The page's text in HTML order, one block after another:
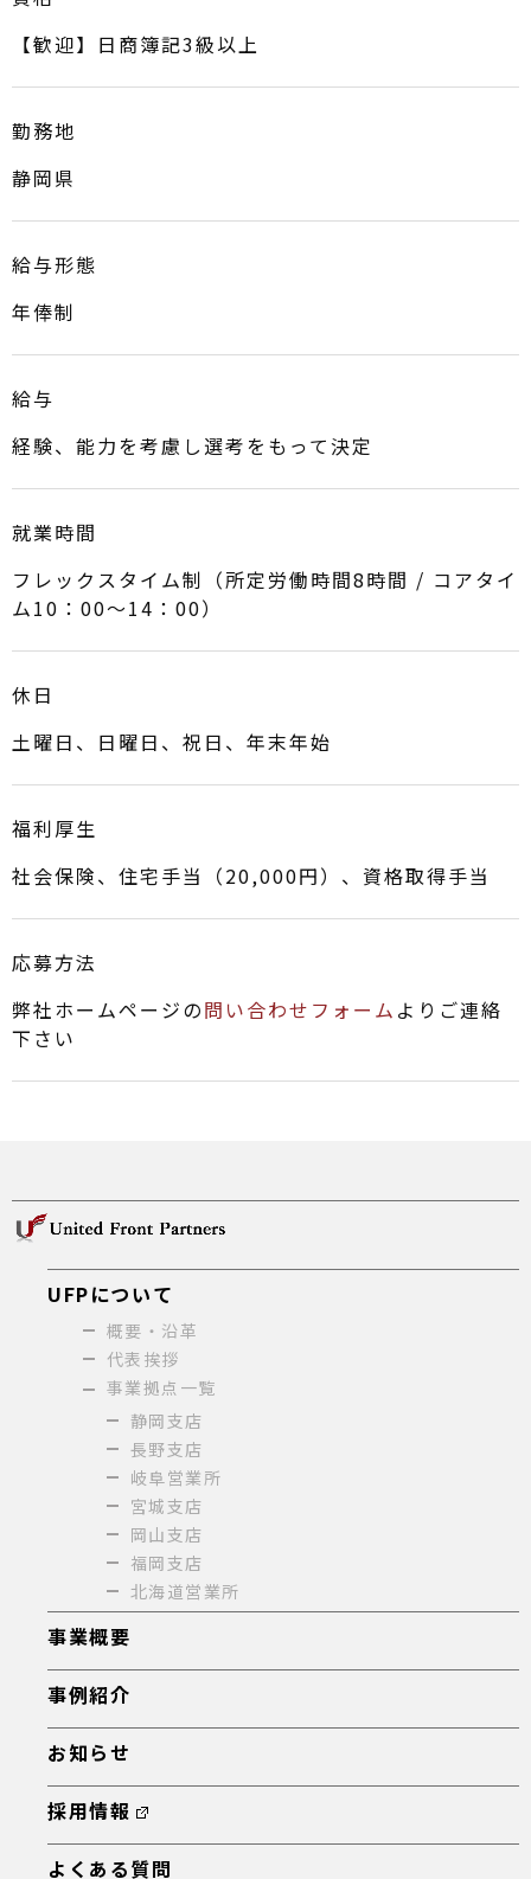
【歓迎】日商簿記3級以上
勤務地
静岡県
給与形態
年俸制
給与
経験、能力を考慮し選考をもって決定
就業時間
フレックスタイム制（所定労働時間8時間 / コアタイ
ム10：00～14：00）
休日
土曜日、日曜日、祝日、年末年始
福利厚生
社会保険、住宅手当（20,000円）、資格取得手当
応募方法
弊社ホームページの問い合わせフォーム よりご連絡
下さい
UFPについて
概要・沿革
代表挨拶
事業拠点一覧
静岡支店
長野支店
岐阜営業所
宮城支店
岡山支店
福岡支店
北海道営業所
事業概要
事例紹介
お知らせ
採用情報
よくある質問